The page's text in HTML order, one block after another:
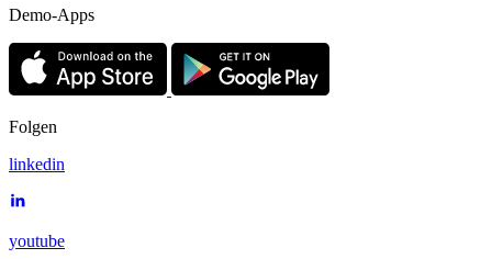
Demo-Apps
Folgen
linkedin
youtube